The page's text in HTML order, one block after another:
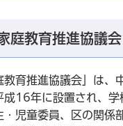
庭教育推進協議会
教育推進協議会」は、
成16年に設置され、学
児童委員、区の関係